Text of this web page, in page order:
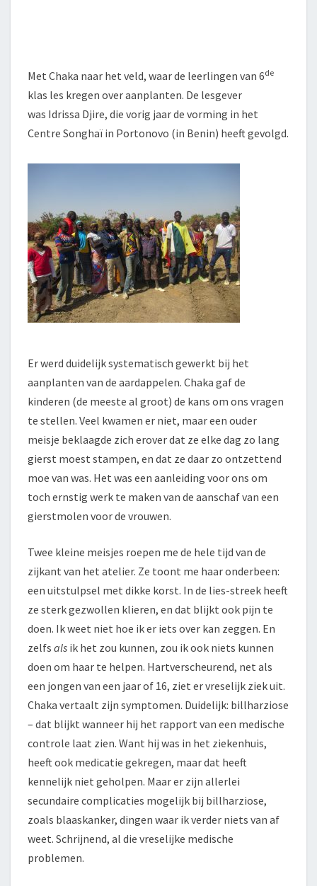
Met Chaka naar het veld, waar de leerlingen van 6de
klas les kregen over aanplanten. De lesgever
was Idrissa Djire, die vorig jaar de vorming in het
Centre Songhaï in Portonovo (in Benin) heeft gevolgd.
Er werd duidelijk systematisch gewerkt bij het
aanplanten van de aardappelen. Chaka gaf de
kinderen (de meeste al groot) de kans om ons vragen
te stellen. Veel kwamen er niet, maar een ouder
meisje beklaagde zich erover dat ze elke dag zo lang
gierst moest stampen, en dat ze daar zo ontzettend
moe van was. Het was een aanleiding voor ons om
toch ernstig werk te maken van de aanschaf van een
gierstmolen voor de vrouwen.
Twee kleine meisjes roepen me de hele tijd van de
zijkant van het atelier. Ze toont me haar onderbeen:
een uitstulpsel met dikke korst. In de lies-streek heeft
ze sterk gezwollen klieren, en dat blijkt ook pijn te
doen. Ik weet niet hoe ik er iets over kan zeggen. En
zelfs als ik het zou kunnen, zou ik ook niets kunnen
doen om haar te helpen. Hartverscheurend, net als
een jongen van een jaar of 16, ziet er vreselijk ziek uit.
Chaka vertaalt zijn symptomen. Duidelijk: billharziose
– dat blijkt wanneer hij het rapport van een medische
controle laat zien. Want hij was in het ziekenhuis,
heeft ook medicatie gekregen, maar dat heeft
kennelijk niet geholpen. Maar er zijn allerlei
secundaire complicaties mogelijk bij billharziose,
zoals blaaskanker, dingen waar ik verder niets van af
weet. Schrijnend, al die vreselijke medische
problemen.